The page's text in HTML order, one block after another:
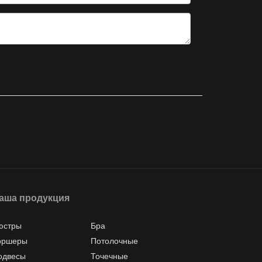
продукция
Бра
Потолочные
Точечные